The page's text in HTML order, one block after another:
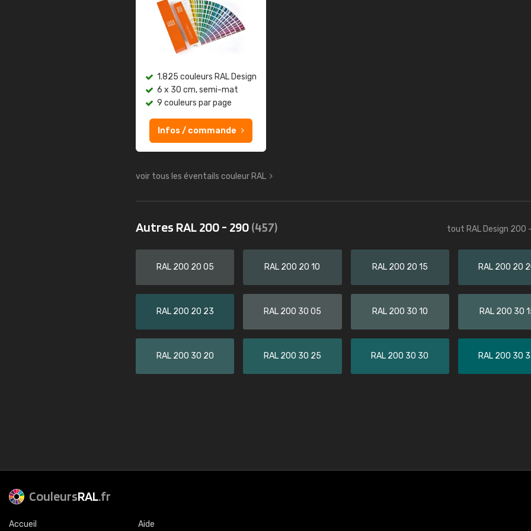
1.825 couleurs RAL Design
6 x 30 cm, semi-mat
9 couleurs par page
Infos / commande
voir tous les éventails couleur RAL
Autres RAL 200 - 290(457) tout RAL Design 200
RAL 200 20 05 RAL 200 20 10 RAL 200 20 15 RAL 200 20
RAL 200 20 23 RAL 200 30 05 RAL 200 30 10 RAL 200 30
RAL 200 30 20 RAL 200 30 25 RAL 200 30 30 RAL 200 30
CouleursRAL.fr
Accueil Aide